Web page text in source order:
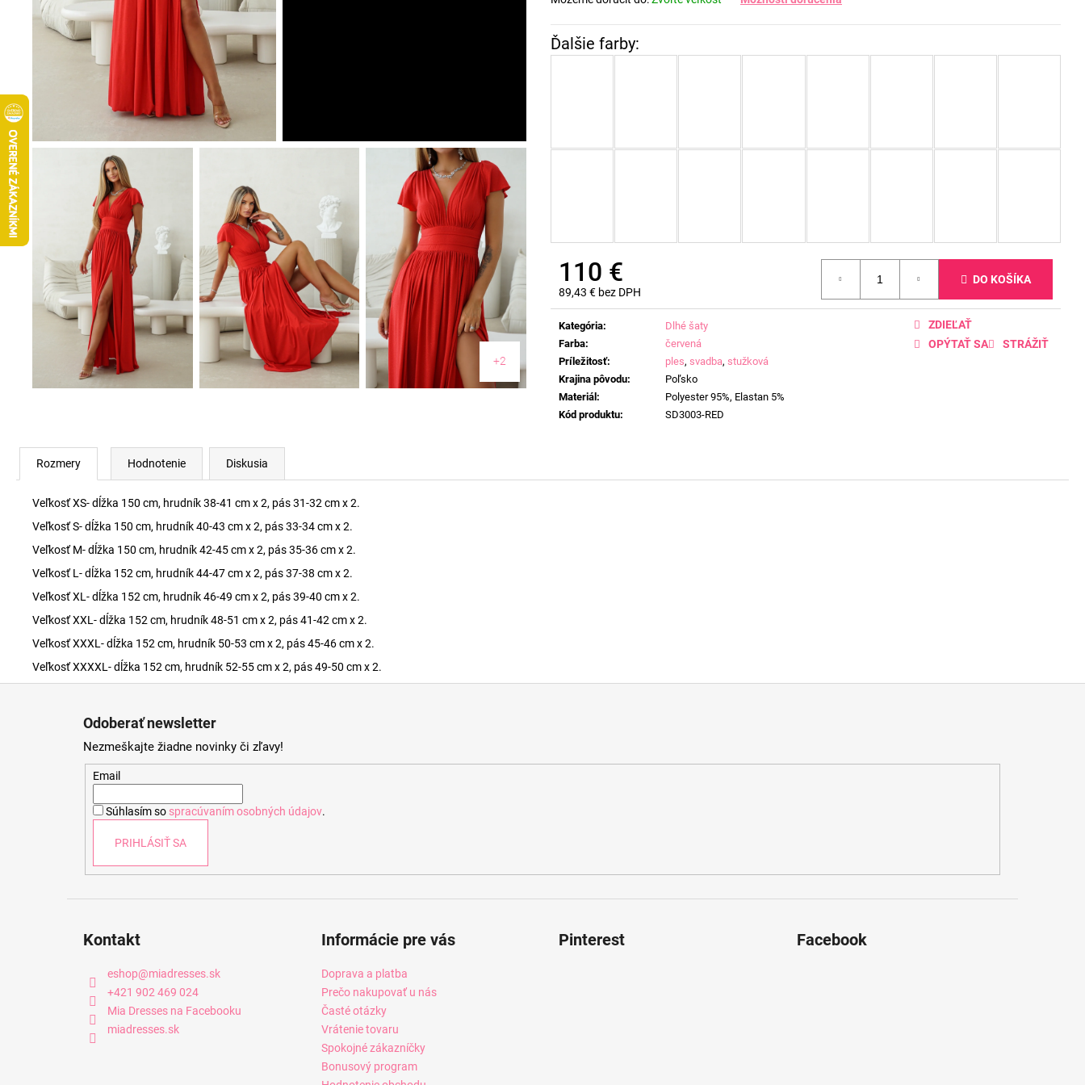
110 €
89,43 € bez DPH
Jednotková
cena:
DO KOŠÍKA
Kategória:
Dlhé šaty
Farba:
červená
Príležitosť: ples, svadba, stužková
Krajina pôvodu:
Poľsko
Materiál:
Polyester 95%, Elastan 5%
Kód produktu: SD3003-RED
OPÝTAŤ SA STRÁŽIŤ
ZDIEĽAŤ
+2
Rozmery Hodnotenie Diskusia
Veľkosť XS- dĺžka 150 cm, hrudník 38-41 cm x 2, pás 31-32 cm x 2.
Veľkosť S- dĺžka 150 cm, hrudník 40-43 cm x 2, pás 33-34 cm x 2.
Veľkosť M- dĺžka 150 cm, hrudník 42-45 cm x 2, pás 35-36 cm x 2.
Veľkosť L- dĺžka 152 cm, hrudník 44-47 cm x 2, pás 37-38 cm x 2.
Veľkosť XL- dĺžka 152 cm, hrudník 46-49 cm x 2, pás 39-40 cm x 2.
Veľkosť XXL- dĺžka 152 cm, hrudník 48-51 cm x 2, pás 41-42 cm x 2.
Veľkosť XXXL- dĺžka 152 cm, hrudník 50-53 cm x 2, pás 45-46 cm x 2.
Veľkosť XXXXL- dĺžka 152 cm, hrudník 52-55 cm x 2, pás 49-50 cm x 2.
Odoberať newsletter
Nezmeškajte žiadne novinky či zľavy!
Email
Súhlasím so spracúvaním osobných údajov.
PRIHLÁSIŤ SA
Kontakt
eshop@miadresses.sk
+421 902 469 024
Mia Dresses na Facebooku
miadresses.sk
Informácie pre vás
Doprava a platba
Prečo nakupovať u nás
Časté otázky
Vrátenie tovaru
Spokojné zákazníčky
Bonusový program
Pinterest Facebook